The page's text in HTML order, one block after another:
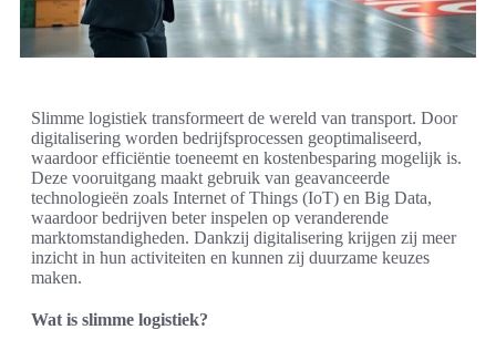
Slimme logistiek transformeert de wereld van transport. Door
digitalisering worden bedrijfsprocessen geoptimaliseerd,
waardoor efficiëntie toeneemt en kostenbesparing mogelijk is.
Deze vooruitgang maakt gebruik van geavanceerde
technologieën zoals Internet of Things (IoT) en Big Data,
waardoor bedrijven beter inspelen op veranderende
marktomstandigheden. Dankzij digitalisering krijgen zij meer
inzicht in hun activiteiten en kunnen zij duurzame keuzes
maken.
Wat is slimme logistiek?